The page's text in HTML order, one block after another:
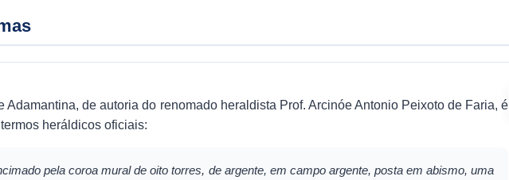
Adamantina, de autoria do renomado heraldista Prof. Arcinóe Antonio Peixoto de Faria, é
heráldicos oficiais:
pela coroa mural de oito torres, de argente, em campo argente, posta em abismo, uma